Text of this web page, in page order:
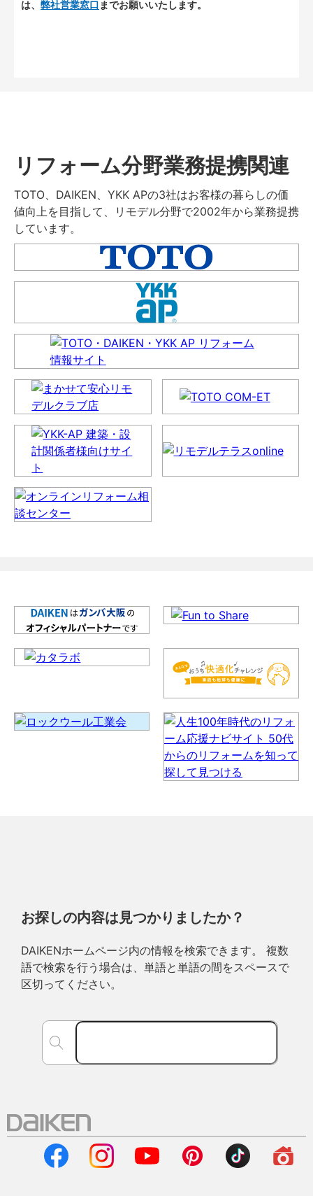
は、 弊社営業窓口 までお願いいたします。
リフォーム分野業務提携関連
TOTO、DAIKEN、YKK APの3社はお客様の暮らしの価
値向上を目指して、リモデル分野で2002年から業務提携
しています。
お探しの内容は見つかりましたか？
DAIKENホームページ内の情報を検索できます。 複数
語で検索を行う場合は、単語と単語の間をスペースで
区切ってください。